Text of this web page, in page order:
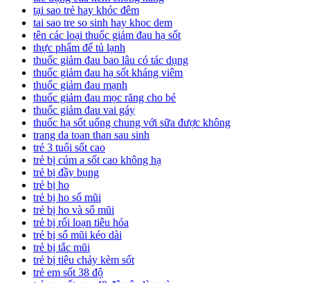
tại sao trẻ hay khóc đêm
tai sao tre so sinh hay khoc dem
tên các loại thuốc giảm đau hạ sốt
thực phẩm để tủ lạnh
thuốc giảm đau bao lâu có tác dụng
thuốc giảm đau hạ sốt kháng viêm
thuốc giảm đau mạnh
thuốc giảm đau mọc răng cho bé
thuốc giảm đau vai gáy
thuốc hạ sốt uống chung với sữa được không
trang da toan than sau sinh
trẻ 3 tuổi sốt cao
trẻ bị cúm a sốt cao không hạ
trẻ bị đầy bụng
trẻ bị ho
trẻ bị ho sổ mũi
trẻ bị ho và sổ mũi
trẻ bị rối loạn tiêu hóa
trẻ bị sổ mũi kéo dài
trẻ bị tắc mũi
trẻ bị tiêu chảy kèm sốt
trẻ em sốt 38 độ